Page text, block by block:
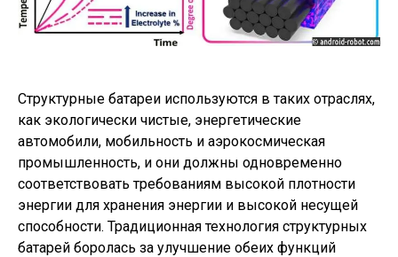
Структурные батареи используются в таких отраслях,
как экологически чистые, энергетические
автомобили, мобильность и аэрокосмическая
промышленность, и они должны одновременно
соответствовать требованиям высокой плотности
энергии для хранения энергии и высокой несущей
способности. Традиционная технология структурных
батарей боролась за улучшение обеих функций